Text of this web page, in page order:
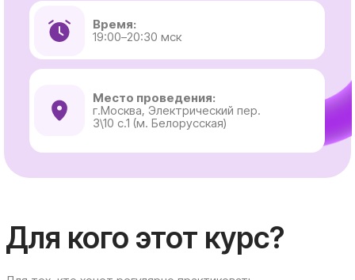
Место проведения:
г.Москва, Электрический пер.
3\10 с.1 (м. Белорусская)
Для кого этот курс?
и выстраивать работу с упражнениями под свои
уникальные жизненные задачи и ситуации.